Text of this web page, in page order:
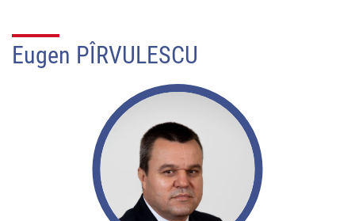
Eugen PÎRVULESCU